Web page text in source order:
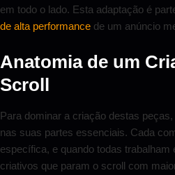
em todo o lado. Esta adaptação é
de alta performance de um anúncio
Anatomia de um
Scroll
Para dominar a criação destas
nas suas partes essenciais. Cada
específica, e quando todas
criativos que param o scroll com